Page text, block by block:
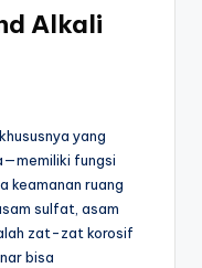
Alkali
yang
fungsi
keamanan ruang
sulfat, asam
zat-zat korosif
bisa